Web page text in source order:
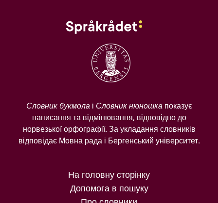
Словник букмолаі Словник нюношкапоказує
написання та відмінювання, відповідно до
норвезької орфографії. За укладання словників
відповідає Мовна рада і Бергенський університет.
На головну сторінку
Допомога в пошуку